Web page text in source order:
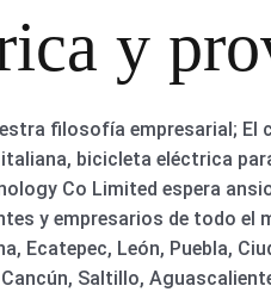
y
filosofía empresarial; El
bicicleta eléctrica
Co Limited espera
y empresarios de todo
Ecatepec, León, Puebla,
Saltillo,